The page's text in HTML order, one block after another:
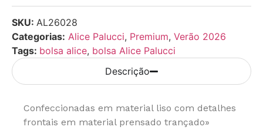
SKU: AL26028
Categorias: Alice Palucci, Premium, Verão 2026
Tags: bolsa alice, bolsa Alice Palucci
Descrição
Confeccionadas em material liso com detalhes
frontais em material prensado trançado»